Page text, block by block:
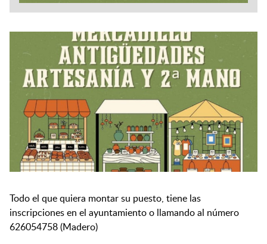
Todo el que quiera montar su puesto, tiene las
inscripciones en el ayuntamiento o llamando al número
626054758 (Madero)